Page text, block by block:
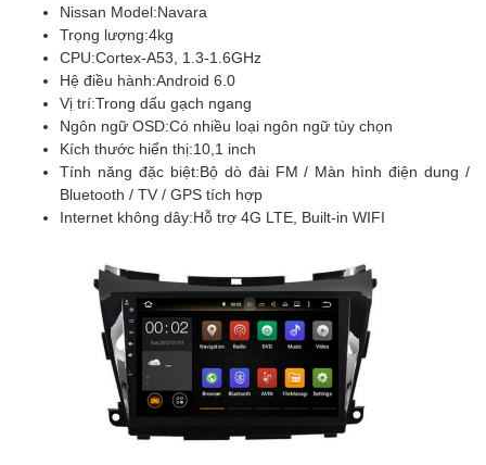
Nissan Model:Navara
Trọng lượng:4kg
CPU:Cortex-A53, 1.3-1.6GHz
Hệ điều hành:Android 6.0
Vị trí:Trong dấu gạch ngang
Ngôn ngữ OSD:Có nhiều loại ngôn ngữ tùy chọn
Kích thước hiển thị:10,1 inch
Tính năng đặc biệt:Bộ dò đài FM / Màn hình điện dung /
Bluetooth / TV / GPS tích hợp
Internet không dây:Hỗ trợ 4G LTE, Built-in WIFI